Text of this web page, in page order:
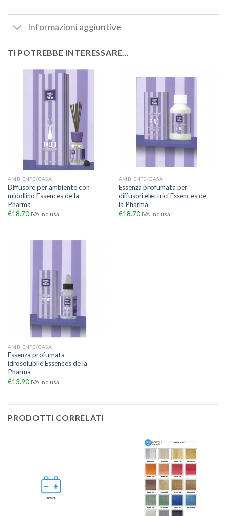
Informazioni aggiuntive
TI POTREBBE INTERESSARE…
AMBIENTE/CASA
Diffusore per ambiente con
midollino Essences de la
Pharma
€18.70 IVA inclusa
AMBIENTE/CASA
Essenza profumata per
diffusori elettrici Essences de
la Pharma
€18.70 IVA inclusa
AMBIENTE/CASA
Essenza profumata
idrosolubile Essences de la
Pharma
€13.90 IVA inclusa
PRODOTTI CORRELATI